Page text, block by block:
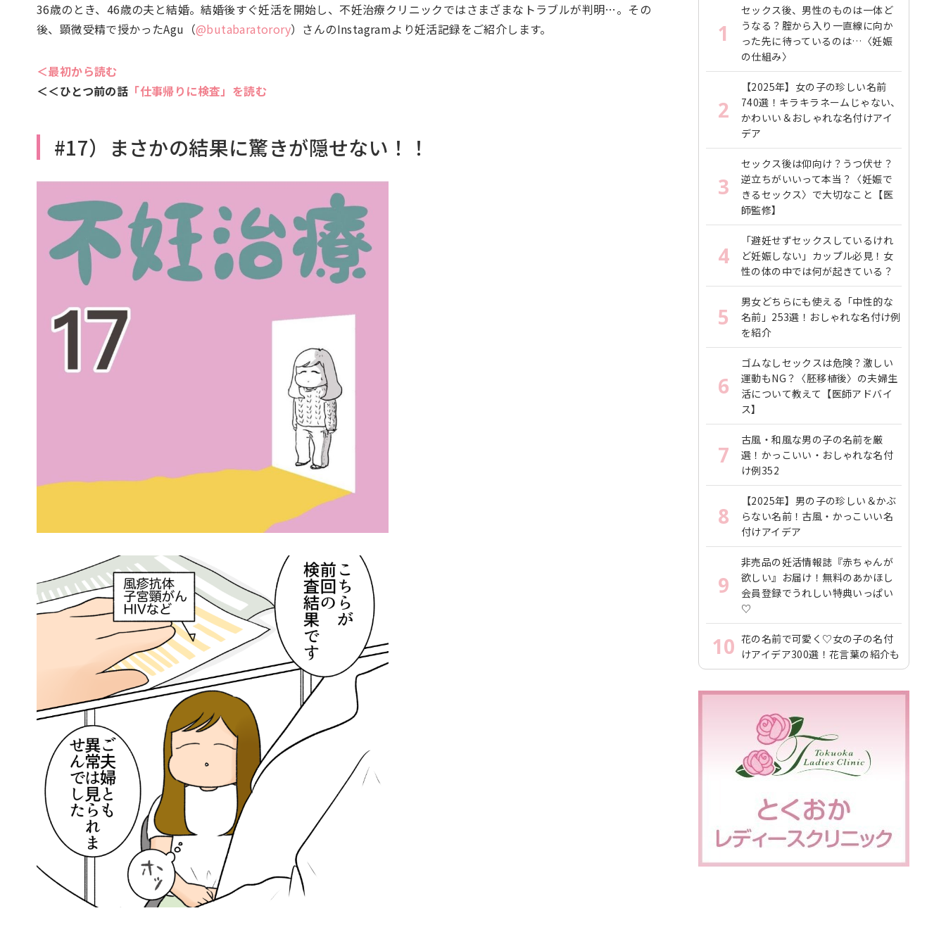
36歳のとき、46歳の夫と結婚。結婚後すぐ妊活を開始し、不妊治療クリニックではさまざまなトラブルが判明…。その
後、顕微受精で授かったAgu（@butabaratorory）さんのInstagramより妊活記録をご紹介します。
＜最初から読む
＜＜ひとつ前の話 「仕事帰りに検査」を読む
#17）まさかの結果に驚きが隠せない！！
1
セックス後、男性のものは一体ど
うなる？腟から入り一直線に向か
った先に待っているのは…〈妊娠
の仕組み〉
2
【2025年】女の子の珍しい名前
740選！キラキラネームじゃない、
かわいい＆おしゃれな名付けアイ
デア
3
セックス後は仰向け？うつ伏せ？
逆立ちがいいって本当？〈妊娠で
きるセックス〉で大切なこと【医
師監修】
4
「避妊せずセックスしているけれ
ど妊娠しない」カップル必見！女
性の体の中では何が起きている？
5
男女どちらにも使える「中性的な
名前」253選！おしゃれな名付け例
を紹介
6
ゴムなしセックスは危険？激しい
運動もNG？〈胚移植後〉の夫婦生
活について教えて【医師アドバイ
ス】
7
古風・和風な男の子の名前を厳
選！かっこいい・おしゃれな名付
け例352
8
【2025年】男の子の珍しい＆かぶ
らない名前！古風・かっこいい名
付けアイデア
9
非売品の妊活情報誌『赤ちゃんが
欲しい』お届け！無料のあかほし
会員登録でうれしい特典いっぱい
♡
10 花の名前で可愛く♡女の子の名付
けアイデア300選！花言葉の紹介も